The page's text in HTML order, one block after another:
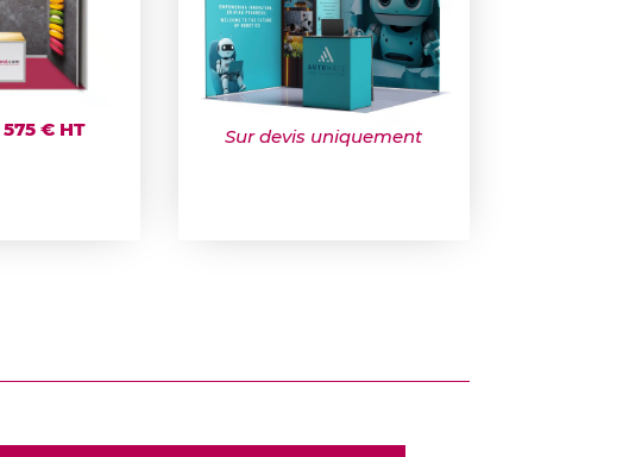
575 € HT Sur devis uniquement